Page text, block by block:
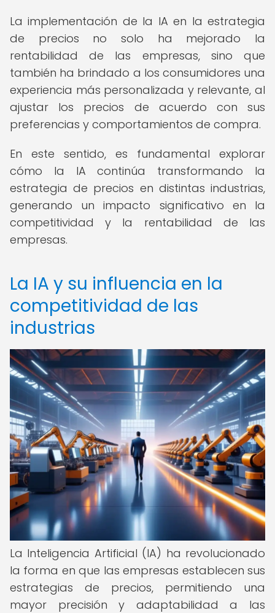
La implementación de la IA en la estrategia
de precios no solo ha mejorado la
rentabilidad de las empresas, sino que
también ha brindado a los consumidores una
experiencia más personalizada y relevante, al
ajustar los precios de acuerdo con sus
preferencias y comportamientos de compra.
En este sentido, es fundamental explorar
cómo la IA continúa transformando la
estrategia de precios en distintas industrias,
generando un impacto significativo en la
competitividad y la rentabilidad de las
empresas.
La IA y su influencia en la
competitividad de las
industrias
La Inteligencia Artificial (IA) ha revolucionado
la forma en que las empresas establecen sus
estrategias de precios, permitiendo una
mayor precisión y adaptabilidad a las